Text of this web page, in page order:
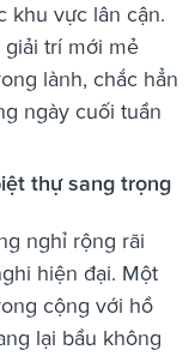
khu vực lân cận.
trí mới mẻ
lành, chắc hẳn
ngày cuối tuần
thự sang trọng
nghỉ rộng rãi
hiện đại. Một
cộng với hồ
lại bầu không